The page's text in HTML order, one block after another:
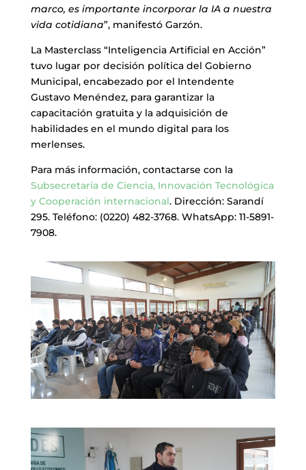
marco, es importante incorporar la IA a nuestra
vida cotidiana”, manifestó Garzón.
La Masterclass “Inteligencia Artificial en Acción”
tuvo lugar por decisión política del Gobierno
Municipal, encabezado por el Intendente
Gustavo Menéndez, para garantizar la
capacitación gratuita y la adquisición de
habilidades en el mundo digital para los
merlenses.
Para más información, contactarse con la
Subsecretaría de Ciencia, Innovación Tecnológica
y Cooperación internacional. Dirección: Sarandí
295. Teléfono: (0220) 482-3768. WhatsApp: 11-5891-
7908.